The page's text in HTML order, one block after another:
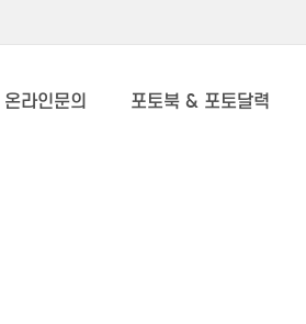
온라인문의 포토북 & 포토달력